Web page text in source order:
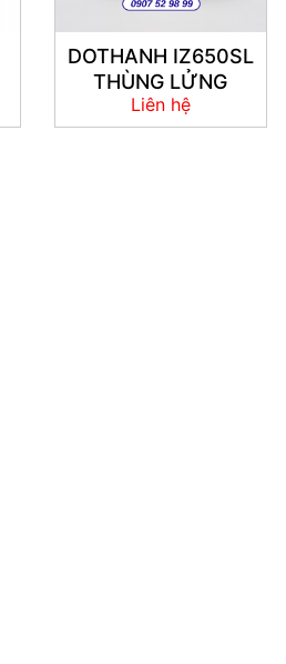
DOTHANH IZ650SL
THÙNG LỬNG
Liên hệ